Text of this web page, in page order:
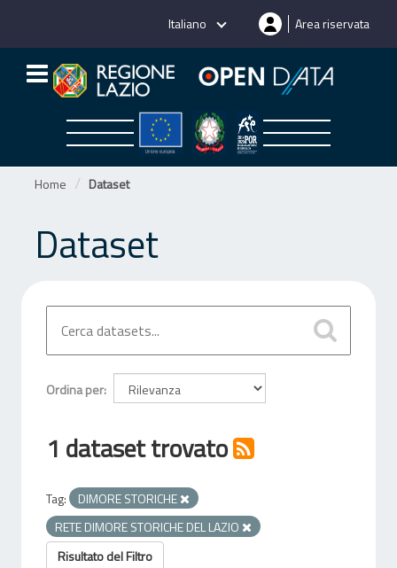
Italiano Area riservata
Home Dataset
Dataset
Ordina per
1 dataset trovato
Tag:
DIMORE STORICHE
RETE DIMORE STORICHE DEL LAZIO
Risultato del Filtro